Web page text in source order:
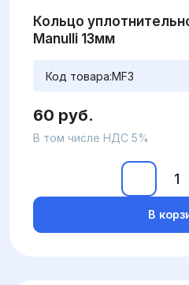
Кольцо
Manulli 13мм
Код товара:MF3
60 руб.
В том числе НДС 5%
В